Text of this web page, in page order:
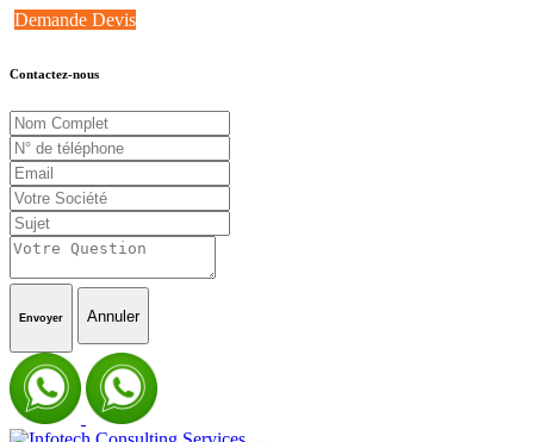
Demande Devis
Contactez-nous
Envoyer Annuler